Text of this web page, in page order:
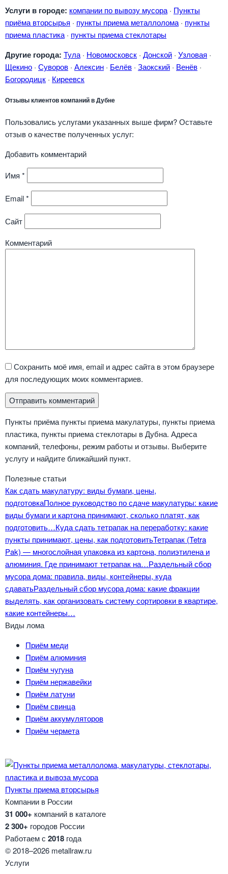
Услуги в городе: компании по вывозу мусора · Пункты
приёма вторсырья · пункты приема металлолома · пункты
приема пластика · пункты приема стеклотары
Другие города: Тула · Новомосковск · Донской · Узловая ·
Щекино · Суворов · Алексин · Белёв · Заокский · Венёв ·
Богородицк · Киреевск
Отзывы клиентов компаний в Дубне
Пользовались услугами указанных выше фирм? Оставьте
отзыв о качестве полученных услуг:
Добавить комментарий
Имя *
Email*
Сайт
Комментарий
Сохранить моё имя, email и адрес сайта в этом браузере
для последующих моих комментариев.
Пункты приёма пункты приема макулатуры, пункты приема
пластика, пункты приема стеклотары в Дубна. Адреса
компаний, телефоны, режим работы и отзывы. Выберите
услугу и найдите ближайший пункт.
Полезные статьи
Как сдать макулатуру: виды бумаги, цены,
подготовкаПолное руководство по сдаче макулатуры: какие
виды бумаги и картона принимают, сколько платят, как
подготовить…Куда сдать тетрапак на переработку: какие
пункты принимают, цены, как подготовитьТетрапак (Tetra
Pak) — многослойная упаковка из картона, полиэтилена и
алюминия. Где принимают тетрапак на…Раздельный сбор
мусора дома: правила, виды, контейнеры, куда
сдаватьРаздельный сбор мусора дома: какие фракции
выделять, как организовать систему сортировки в квартире,
какие контейнеры…
Виды лома
Приём меди
Приём алюминия
Приём чугуна
Приём нержавейки
Приём латуни
Приём свинца
Приём аккумуляторов
Приём чермета
Пункты приема вторсырья
Компании в России
31 000+ компаний в каталоге
2 300+ городов России
Работаем с 2018 года
© 2018–2026 metallraw.ru
Услуги